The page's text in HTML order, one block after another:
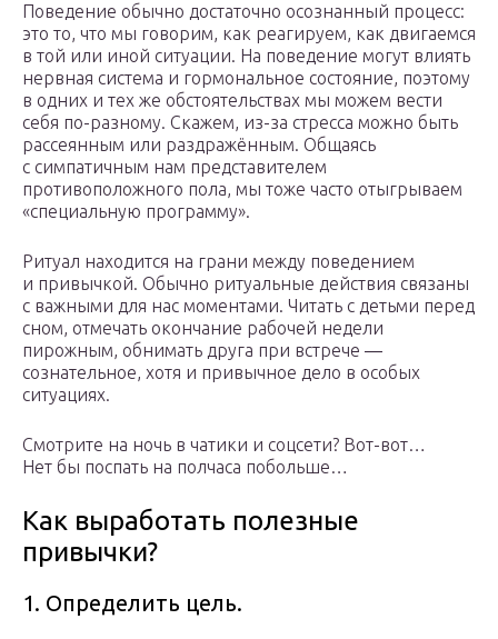
Поведение обычно достаточно осознанный процесс:
это то, что мы говорим, как реагируем, как двигаемся
в той или иной ситуации. На поведение могут влиять
нервная система и гормональное состояние, поэтому
в одних и тех же обстоятельствах мы можем вести
себя по-разному. Скажем, из-за стресса можно быть
рассеянным или раздражённым. Общаясь
с симпатичным нам представителем
противоположного пола, мы тоже часто отыгрываем
«специальную программу».
Ритуал находится на грани между поведением
и привычкой. Обычно ритуальные действия связаны
с важными для нас моментами. Читать с детьми перед
сном, отмечать окончание рабочей недели
пирожным, обнимать друга при встрече ―
сознательное, хотя и привычное дело в особых
ситуациях.
Смотрите на ночь в чатики и соцсети? Вот-вот…
Нет бы поспать на полчаса побольше…
Как выработать полезные
привычки?
1. Определить цель.